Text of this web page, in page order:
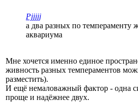
Pjjjjj
а два разных по темпераменту
аквариума
Мне хочется именно единое
живность разных темпераментов
разместить).
И ещё немаловажный фактор - одна
проще и надёжнее двух.